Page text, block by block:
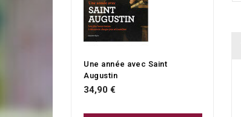
Une année avec Saint
Augustin
34,90 €